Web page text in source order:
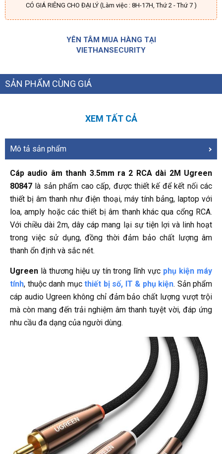
CÓ GIÁ RIÊNG CHO ĐẠI LÝ (Làm việc : 8H-17H, Thứ 2 - Thứ 7 )
YÊN TÂM MUA HÀNG TẠI
VIETHANSECURITY
SẢN PHẨM CÙNG GIÁ
XEM TẤT CẢ
Mô tả sản phẩm
Cáp audio âm thanh 3.5mm ra 2 RCA dài 2M Ugreen
80847 là sản phẩm cao cấp, được thiết kế để kết nối các
thiết bị âm thanh như điện thoại, máy tính bảng, laptop với
loa, amply hoặc các thiết bị âm thanh khác qua cổng RCA.
Với chiều dài 2m, dây cáp mang lại sự tiện lợi và linh hoạt
trong việc sử dụng, đồng thời đảm bảo chất lượng âm
thanh ổn định và sắc nét.
Ugreen là thương hiệu uy tín trong lĩnh vực phụ kiện máy
tính, thuộc danh mục thiết bị số, IT & phụ kiện. Sản phẩm
cáp audio Ugreen không chỉ đảm bảo chất lượng vượt trội
mà còn mang đến trải nghiệm âm thanh tuyệt vời, đáp ứng
nhu cầu đa dạng của người dùng.